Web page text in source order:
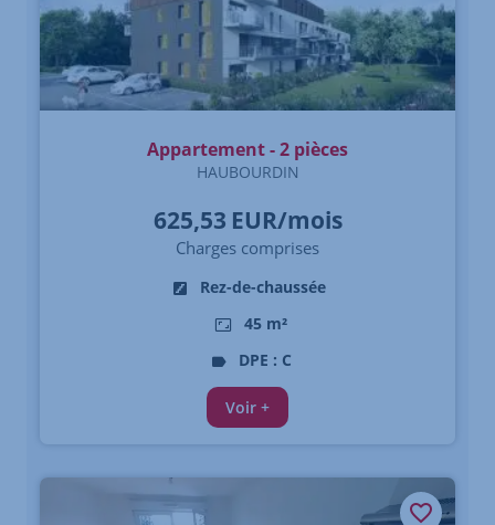
Appartement - 2 pièces
HAUBOURDIN
625,53 EUR/mois
Charges comprises
Rez-de-chaussée
45 m²
DPE : C
Voir +